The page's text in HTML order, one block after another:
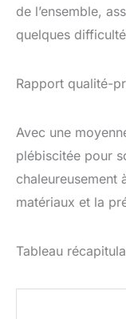
de l’ensemble,
quelques
Rapport qualité-
Avec une
plébiscitée pour
chaleureusement
matériaux et la
Tableau